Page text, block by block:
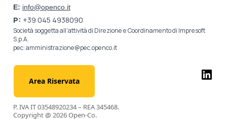
E: info@openco.it
P: +39 045 4938090
Società soggetta all’attività di Direzione e Coordinamento di Impresoft
S.p.A.
pec:amministrazione@pec.openco.it
Area Riservata
P. IVA IT 03548920234 – REA 345468.
Copyright @ 2026 Open-Co.